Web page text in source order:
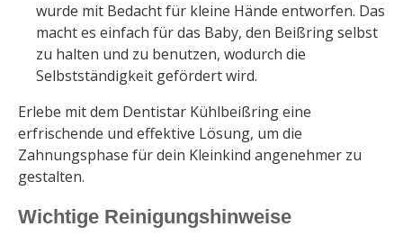
wurde mit Bedacht für kleine Hände entworfen. Das
macht es einfach für das Baby, den Beißring selbst
zu halten und zu benutzen, wodurch die
Selbstständigkeit gefördert wird.
Erlebe mit dem Dentistar Kühlbeißring eine
erfrischende und effektive Lösung, um die
Zahnungsphase für dein Kleinkind angenehmer zu
gestalten.
Wichtige Reinigungshinweise